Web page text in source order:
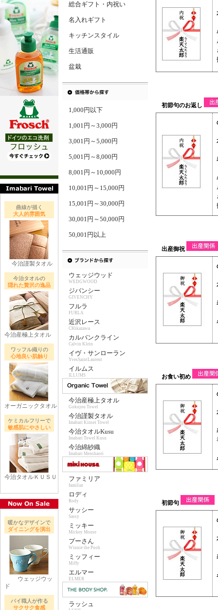
曲線が描く
大人的雰囲気
今治謹製タオル
今治タオルの
隠れた贅沢の逸品
今治産極上タオル
ワッフル織りの
心地良い肌触り
オーガニックタオル
ケミカルフリーで
敏感肌にやさしい
今治タオルＫＵＳＵ
暖かなデザインで
ダイニングを演出
ウェッジウッ
ド
パイ職人が作る
サクサク食感
総合ギフト・内祝い
名入れギフト
キッチンスタイル
生活通販
盆栽
1,000円以下
1,001円～3,000円
3,001円～5,000円
5,001円～8,000円
8,001円～10,000円
10,001円～15,000円
15,001円～30,000円
30,001円～50,000円
50,001円以上
ウェッジウッド
WEDGWOOD
ジバンシー
GIVENCHY
フルラ
FURLA
近沢レース
CHikazawa
カルバンクライン
Calvin Klein
イヴ・サンローラン
YvesSaintLaurent
イルムス
ILLUMS
今治産極上タオル
Gokujou Towel
今治謹製タオル
Imabari Kinsei Towel
今治タオルKusu
Imabari Towel Kusu
今治綿紗織
Imabari Menshaori
ファミリア
familiar
ロディ
Rody
サッシー
Sassy
ミッキー
Mickey Mouse
プーさん
Winnie the Pooh
ミッフィー
Miffy
エルマー
ELMER
ラッシュ